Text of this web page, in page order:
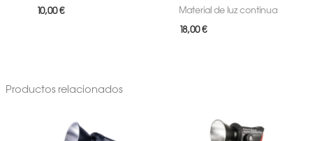
10,00€ Material de luz continua
18,00€
Productos relacionados